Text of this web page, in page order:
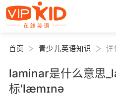
首页 青少儿英语知识 详
laminar是什么意思
标'læmɪnə